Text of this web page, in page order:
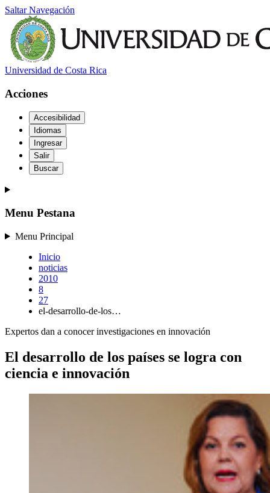
Saltar Navegación
Universidad de Costa Rica
Acciones
Accesibilidad
Idiomas
Ingresar
Salir
Buscar
Menu Pestana
Menu Principal
Inicio
noticias
2010
8
27
el-desarrollo-de-los…
Expertos dan a conocer investigaciones en innovación
El desarrollo de los países se logra con
ciencia e innovación